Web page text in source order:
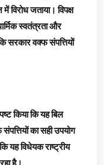
जताया। विपक्ष
स्वतंत्रता और
सरकार वक्फ संपत्तियों
किया कि यह बिल
का सही उपयोग
यह विधेयक राष्ट्रीय
है।